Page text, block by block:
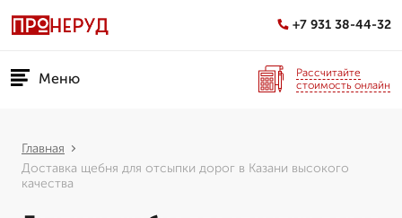
+7 931 38-44-32
Меню
Рассчитайте
стоимость онлайн
Главная
Доставка щебня для отсыпки дорог в Казани высокого
качества